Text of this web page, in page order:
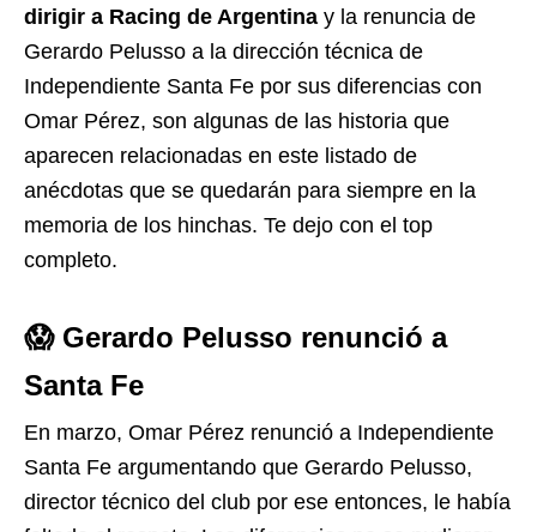
dirigir a Racing de Argentina y la renuncia de
Gerardo Pelusso a la dirección técnica de
Independiente Santa Fe por sus diferencias con
Omar Pérez, son algunas de las historia que
aparecen relacionadas en este listado de
anécdotas que se quedarán para siempre en la
memoria de los hinchas. Te dejo con el top
completo.
😱 Gerardo Pelusso renunció a
Santa Fe
En marzo, Omar Pérez renunció a Independiente
Santa Fe argumentando que Gerardo Pelusso,
director técnico del club por ese entonces, le había